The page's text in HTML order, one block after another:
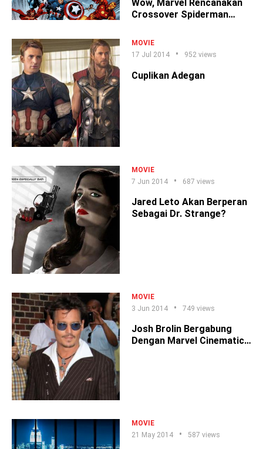
Wow, Marvel Rencanakan
Crossover Spiderman
MOVIE
17 Jul 2014
952 views
Cuplikan Adegan
MOVIE
7 Jun 2014
687 views
Jared Leto Akan Berperan
Sebagai Dr. Strange?
MOVIE
3 Jun 2014
749 views
Josh Brolin Bergabung
Dengan Marvel Cinematic
MOVIE
21 May 2014
587 views